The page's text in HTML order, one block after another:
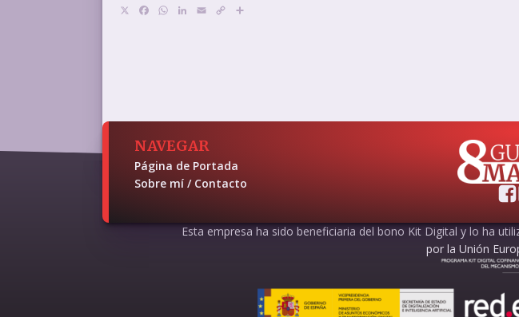
Facebook
WhatsApp
LinkedIn
EmailCopy
NAVEGAR
Página de Portada
Sobre mí / Contacto
Esta empresa ha sido beneficiaria del bono Kit Digital y lo ha
por la Unión